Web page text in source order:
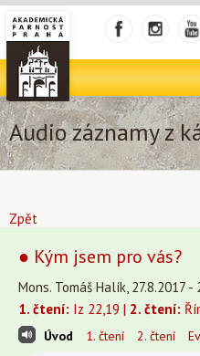
Audio záznamy z
Zpět
● Kým jsem pro vás?
Mons. Tomáš Halík, 27.8.2017
1. čtení: Iz 22,19 | 2. čtení:
Úvod 1. čtení 2. čtení